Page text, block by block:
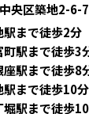
央区築地2-6-7
駅まで徒歩2分
町駅まで徒歩3
座駅まで徒歩8
駅まで徒歩10分
堀駅まで徒歩